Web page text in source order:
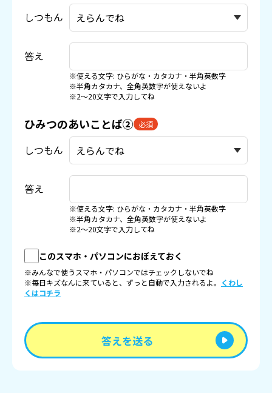
しつもん
答え
※使える文字: ひらがな・カタカナ・半角英数字
※半角カタカナ、全角英数字が使えないよ
※2〜20文字で入力してね
ひみつのあいことば② 必須
しつもん
答え
※使える文字: ひらがな・カタカナ・半角英数字
※半角カタカナ、全角英数字が使えないよ
※2〜20文字で入力してね
このスマホ・パソコンにおぼえておく
※みんなで使うスマホ・パソコンではチェックしないでね
※毎日キズなんに来ていると、ずっと自動で入力されるよ。 くわし
くはコチラ
答えを送る